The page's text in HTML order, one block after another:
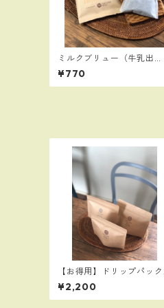
ミルクブリュー（牛乳出
し）コーヒーバッグ（２
P）：グラス約６杯分
¥770
【お得用】ドリップパック
セット：５個入り×おすすめ
３種類（計１５個）
¥2,200